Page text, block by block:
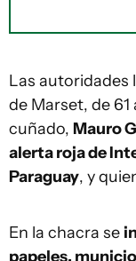
Las autoridades
de Marset, de
cuñado, Mauro
alerta roja de
Paraguay, y
En la chacra se
papeles,